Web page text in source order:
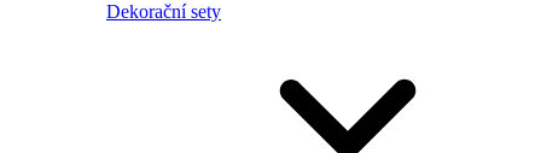
Dekorační sety